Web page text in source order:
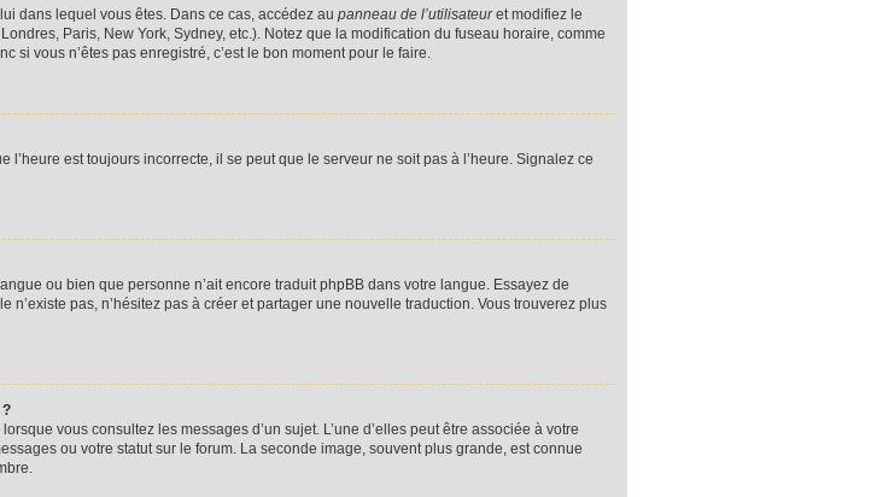
dans lequel vous êtes. Dans ce cas, accédez au panneau de l’utilisateuret modifiez le
Paris, New York, Sydney, etc.). Notez que la modification du fuseau horaire, comme
si vous n’êtes pas enregistré, c’est le bon moment pour le faire.
est toujours incorrecte, il se peut que le serveur ne soit pas à l’heure. Signalez ce
ou bien que personne n’ait encore traduit phpBB dans votre langue. Essayez de
pas, n’hésitez pas à créer et partager une nouvelle traduction. Vous trouverez plus
vous consultez les messages d’un sujet. L’une d’elles peut être associée à votre
ou votre statut sur le forum. La seconde image, souvent plus grande, est connue